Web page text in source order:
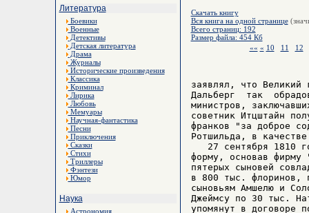
Литература
Боевики
Военные
Детективы
Детская литература
Драма
Журналы
Исторические произведения
Классика
Криминал
Лирика
Любовь
Мемуары
Научная-фантастика
Песни
Приключения
Сказки
Стихи
Триллеры
Фэнтези
Юмор
Наука
Астрономия
Скачать книгу
Вся книга на одной странице
Всего страниц: 192
Размер файла: 454 Кб
«« « 10 11 12
заявлял, что Великий
Дальберг  так
министров,
советник Итцштайн
франков "за доброе
Ротшильда, в
27 сентября 1810
форму, основав фирму
пятерых сыновей
в 800 тыс. флоринов,
сыновьям Амшелю и
Джеймсу по 30 тыс.
упомянут в договоре